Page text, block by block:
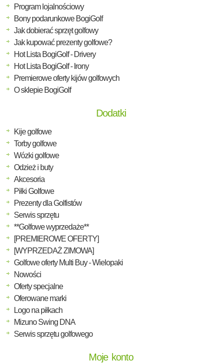
Program lojalnościowy
Bony podarunkowe BogiGolf
Jak dobierać sprzęt golfowy
Jak kupować prezenty golfowe?
Hot Lista BogiGolf - Drivery
Hot Lista BogiGolf - Irony
Premierowe oferty kijów golfowych
O sklepie BogiGolf
Dodatki
Kije golfowe
Torby golfowe
Wózki golfowe
Odzież i buty
Akcesoria
Piłki Golfowe
Prezenty dla Golfistów
Serwis sprzętu
**Golfowe wyprzedaże**
[PREMIEROWE OFERTY]
[WYPRZEDAŻ ZIMOWA]
Golfowe oferty Multi Buy - Wielopaki
Nowości
Oferty specjalne
Oferowane marki
Logo na piłkach
Mizuno Swing DNA
Serwis sprzętu golfowego
Moje konto